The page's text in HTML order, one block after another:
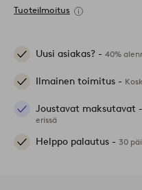
Tuoteilmoitus
Uusi asiakas? - 40%
Ilmainen toimitus -
Joustavat maksutavat -
erissä
Helppo palautus - 30